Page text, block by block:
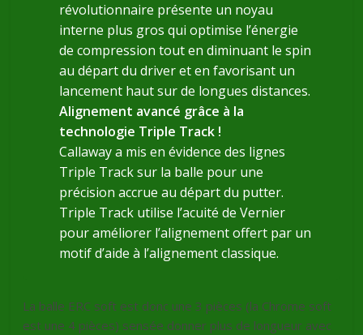
révolutionnaire présente un noyau
interne plus gros qui optimise l’énergie
de compression tout en diminuant le spin
au départ du driver et en favorisant un
lancement haut sur de longues distances.
Alignement avancé grâce à la
technologie Triple Track !
Callaway a mis en évidence des lignes
Triple Track sur la balle pour une
précision accrue au départ du putter.
Triple Track utilise l’acuité de Vernier
pour améliorer l’alignement offert par un
motif d’aide à l’alignement classique.
La balle ERC soft est donc une 3 pièces (la Chrome soft
est une 4 pièces) sensée donner plus de longueur avec